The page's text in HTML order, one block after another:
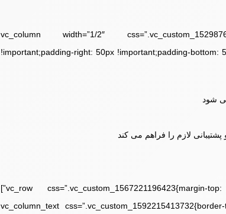
[/vc_column_text][/vc_column][vc_column width=”1/2″
!important;padding-right: 50px !important;padding-bottom:
لازم را فراهم می کند
[/vc_column_text][/vc_column][/vc_row][vc_row css=”.vc_custom_1567221196423{margin-top: 15px !important;}”]
[vc_column][vc_column_text